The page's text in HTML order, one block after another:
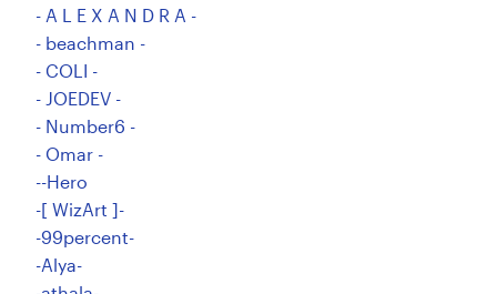
- A L E X A N D R A -
- beachman -
- COLI -
- JOEDEV -
- Number6 -
- Omar -
--Hero
-[ WizArt ]-
-99percent-
-Alya-